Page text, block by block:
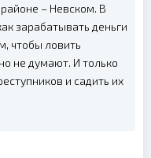
– Невском. В
зарабатывать деньги
чтобы ловить
не думают. И только
и садить их